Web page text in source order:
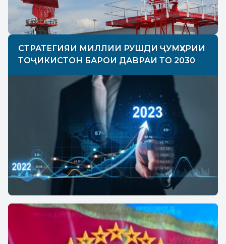
СТРАТЕГИЯИ МИЛЛИИ РУШДИ ҶУМҲУРИИ
ТОҶИКИСТОН БАРОИ ДАВРАИ ТО 2030